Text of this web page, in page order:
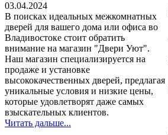
03.04.2024
В поисках идеальных межкомнатных
дверей для вашего дома или офиса во
Владивостоке стоит обратить
внимание на магазин "Двери Уют".
Наш магазин специализируется на
продаже и установке
высококачественных дверей, предлагая
уникальные условия и низкие цены,
которые удовлетворят даже самых
взыскательных клиентов.
Читать дальше...